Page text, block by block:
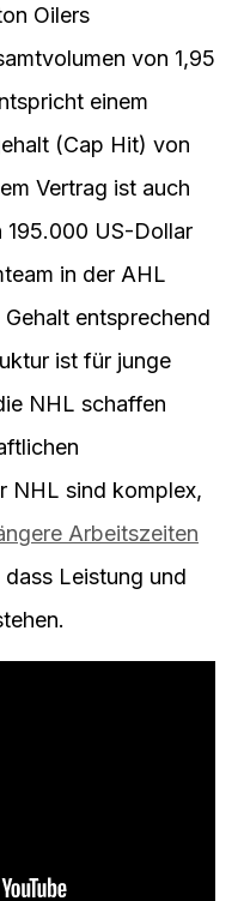
Oilers
von 1,95
einem
(Cap Hit) von
Vertrag ist auch
195.000 US-Dollar
in der AHL
entsprechend
ist für junge
NHL schaffen
NHL sind komplex,
Arbeitszeiten
Leistung und